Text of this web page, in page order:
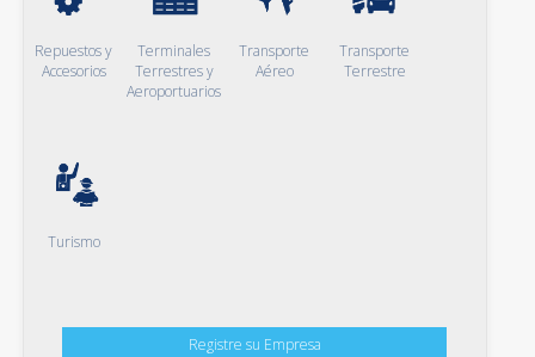
Repuestos y
Accesorios
Terminales
Terrestres y
Aeroportuarios
Transporte
Aéreo
Transporte
Terrestre
Turismo
Registre su Empresa